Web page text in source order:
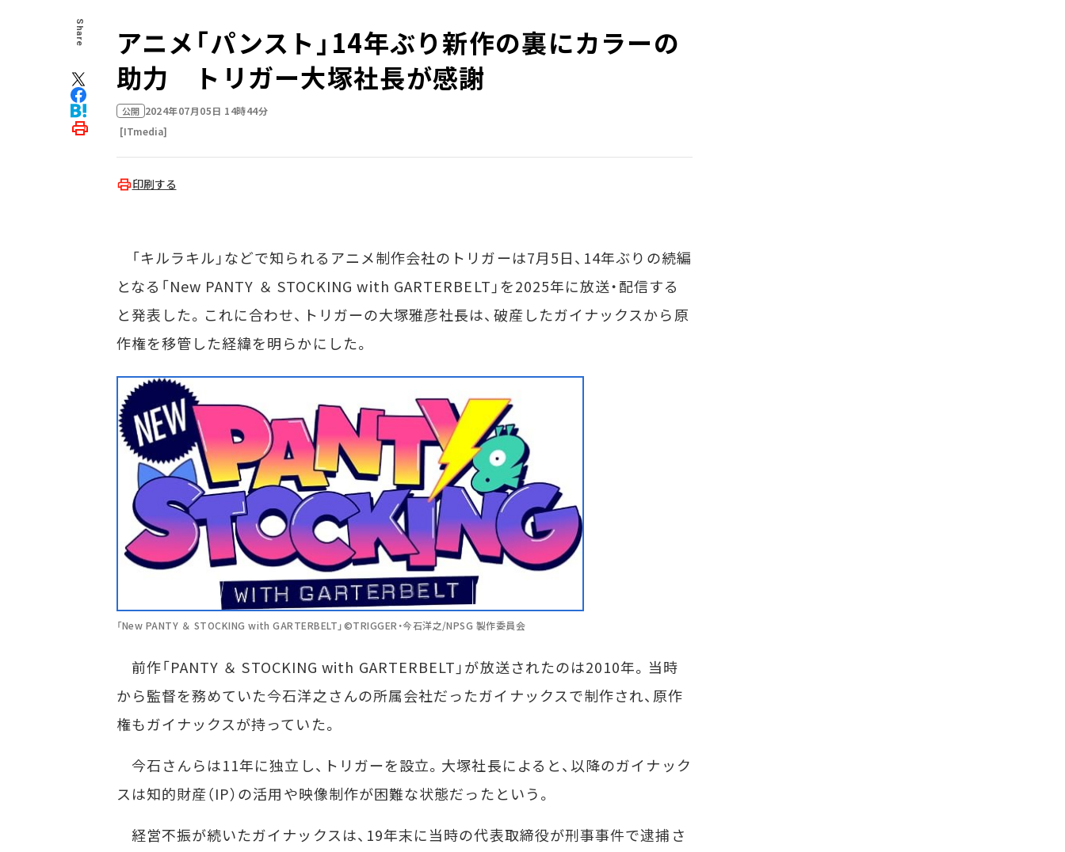
Share
アニメ「パンスト」14年ぶり新作の裏にカラーの
助力 トリガー大塚社長が感謝
公開 2024年07月05日 14時44分
[ITmedia]
印刷する
「キルラキル」などで知られるアニメ制作会社のトリガーは7月5日、14年ぶりの続編
となる「New PANTY ＆ STOCKING with GARTERBELT」を2025年に放送・配信する
と発表した。これに合わせ、トリガーの大塚雅彦社長は、破産したガイナックスから原
作権を移管した経緯を明らかにした。
「New PANTY ＆ STOCKING with GARTERBELT」©TRIGGER・今石洋之/NPSG 製作委員会
前作「PANTY ＆ STOCKING with GARTERBELT」が放送されたのは2010年。当時
から監督を務めていた今石洋之さんの所属会社だったガイナックスで制作され、原作
権もガイナックスが持っていた。
今石さんらは11年に独立し、トリガーを設立。大塚社長によると、以降のガイナック
スは知的財産（IP）の活用や映像制作が困難な状態だったという。
経営不振が続いたガイナックスは、19年末に当時の代表取締役が刑事事件で逮捕さ